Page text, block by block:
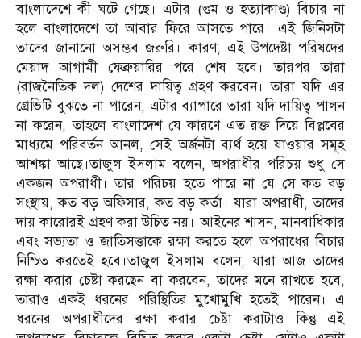
বাংলাদেশে কী ঘটে গেছে। এটার (গুম ও হত্যাকাণ্ড) বিচার না
হলে বাংলাদেশে তা আবার ফিরে আসতে পারে। এই জিনিসটা
তাদের জানানো অসম্ভব জরুরি। কারণ, এই উপদেষ্টা পরিষদের
মেয়াদ আগামী ফেব্রুয়ারির পরে শেষ হবে। তারপর তারা
(রাজনৈতিক দল) দেশের দায়িত্ব গ্রহণ করবেন। তারা যদি এর
গ্রেভিটি বুঝতে না পারেন, এটার ব্যাপারে তারা যদি দায়িত্ব পালন
না করেন, তাহলে বাংলাদেশ যে কারণে এত রক্ত দিয়ে বিপ্লবের
মাধ্যমে পরিবর্তন আনল, সেই অর্জনটা ব্যর্থ হয়ে যাওয়ার সমূহ
আশঙ্কা আছে।তাজুল ইসলাম বলেন, অপরাধীর পরিচয় শুধু সে
একজন অপরাধী। তার পরিচয় হতে পারে না যে সে কত বড়
সংস্থায়, কত বড় অফিসার, কত বড় কর্তা। যারা অপরাধী, তাদের
দায় কারোরই গ্রহণ করা উচিত নয়। আইনের শাসন, মানবাধিকার
এবং সভ্যতা ও জাতিসত্তাকে রক্ষা করতে হলে অপরাধের বিচার
নিশ্চিত করতেই হবে।তাজুল ইসলাম বলেন, যারা আজ তাদের
রক্ষা করার চেষ্টা করছেন বা করবেন, তাদের মনে রাখতে হবে,
তারাও একই ধরনের পরিস্থিতির মুখোমুখি হতেই পারেন। এ
ধরনের অপরাধীদের রক্ষা করার চেষ্টা করাটাও কিন্তু এই